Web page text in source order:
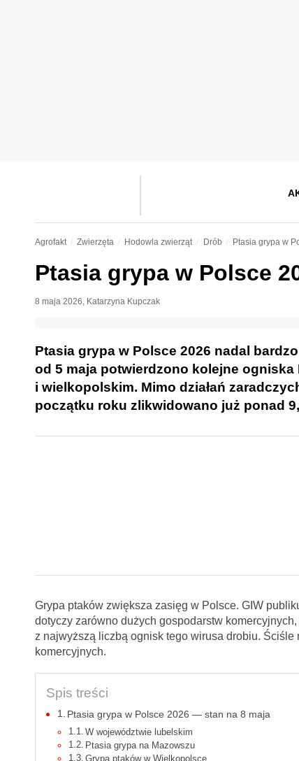
Agrofakt Zwierzęta Hodowla zwierząt Drób Ptasia grypa w
Ptasia grypa w Polsce
8 maja 2026, Katarzyna Kupczak
Ptasia grypa w Polsce 2026 nadal
od 5 maja potwierdzono kolejne
i wielkopolskim. Mimo działań
początku roku zlikwidowano już ponad
Grypa ptaków zwiększa zasięg w Polsce. GIW
dotyczy zarówno dużych gospodarstw
z najwyższą liczbą ognisk tego wirusa drobiu.
komercyjnych.
Spis treści
Ptasia grypa w Polsce 2026 — stan na 8 maja
W województwie lubelskim
Ptasia grypa na Mazowszu
Grypa ptaków w Wielkopolsce